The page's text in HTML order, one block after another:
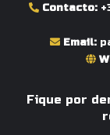
Contacto:
Email:
Fique por